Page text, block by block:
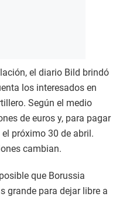
el diario Bild brindó
los interesados en
Según el medio
de euros y, para pagar
próximo 30 de abril.
cambian.
que Borussia
grande para dejar libre a